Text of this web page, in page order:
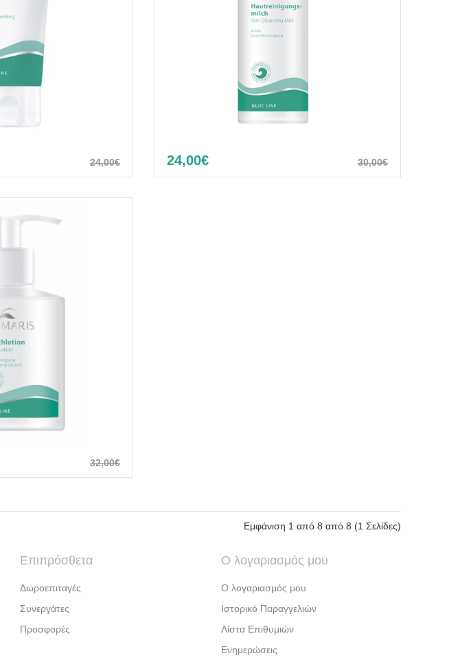
24,00€ 30,00€
24,00€
32,00€
Εμφάνιση 1 από 8 από 8 (1 Σελίδες)
Επιπρόσθετα
Δωροεπιταγές
Συνεργάτες
Προσφορές
Ο λογαριασμός μου
Ο λογαριασμός μου
Ιστορικό Παραγγελιών
Λίστα Επιθυμιών
Ενημερώσεις